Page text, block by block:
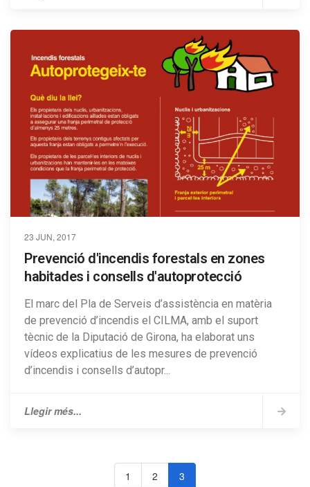
23 JUN, 2017
Prevenció d'incendis forestals en zones
habitades i consells d'autoprotecció
El marc del Pla de Serveis d’assistència en matèria
de prevenció d’incendis el CILMA, amb el suport
tècnic de la Diputació de Girona, ha elaborat uns
vídeos explicatius de les mesures de prevenció
d’incendis i consells d’autopr...
Llegir més...
1 2 3